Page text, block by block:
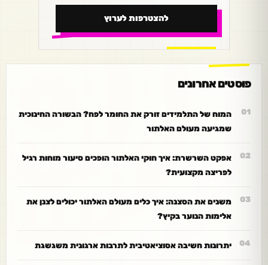
להצטרפות לערוץ
פוסטים אחרונים
המוח של התלמידים זורק את החומר לפח? הבשורה החינוכית
שמגיעה מעולם האלתור
אפקט השרשרת: איך חוקי האלתור הופכים סיעור מוחות רגיל
לפריצה מקצועית?
משנים את הסצנה: איך כלים מעולם האלתור יכולים לצנן את
אלימות הנוער בקיץ?
יתרונות חשיבה אסוציאטיבית לתרבות ארגונית משגשגת